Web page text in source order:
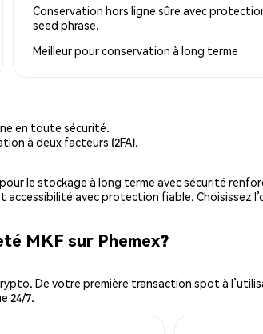
Conservation hors ligne sûre avec
seed phrase.
Meilleur pourconservation à long terme
en toute sécurité.
à deux facteurs (2FA).
le stockage à long terme avec sécurité
avec protection fiable. Choisissez
MKF sur Phemex?
De votre première transaction spot à
24/7.